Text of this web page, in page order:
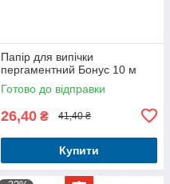
Папір для випічки
пергаментний Бонус 10 м
Готово до відправки
26,40 ₴ 41,40 ₴
Купити